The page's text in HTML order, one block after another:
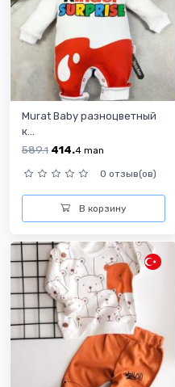
Murat Baby разноцветный
к...
589.1 414.4 man
0 отзыв(ов)
В корзину